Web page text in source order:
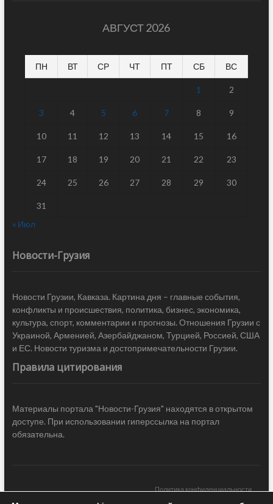
АВГУСТ 2026
ПН ВТ СР ЧТ ПТ СБ ВС
1 2
3 4 5 6 7 8 9
10 11 12 13 14 15 16
17 18 19 20 21 22 23
24 25 26 27 28 29 30
31
« Июл
Новости-Грузия
Новости Грузии, Кавказа. Картина дня – главные события,
конфликты и происшествия, политика, бизнес, экономика,
культура, спорт, комментарии и прогнозы. Отношения Грузии с
Украиной, Арменией, Азербайджаном, Турцией, Россией, США
и ЕС. Новости туризма и достопримечательности Грузии.
Правила цитирования
Материалы портала "Новости-Грузия" находятся в открытом
доступе. При использовании гиперссылка на портал
обязательна.
Политика конфиденциальности